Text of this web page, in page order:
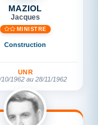
MAZIOL
Jacques
MINISTRE
Construction
UNR
1962 au 28/11/1962